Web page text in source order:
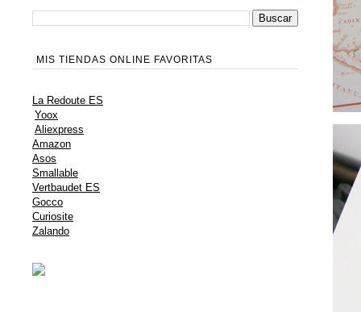
MIS TIENDAS ONLINE FAVORITAS
La Redoute ES
Yoox
Aliexpress
Amazon
Asos
Smallable
Vertbaudet ES
Gocco
Curiosite
Zalando